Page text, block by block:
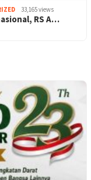
33,165 views
RS A…